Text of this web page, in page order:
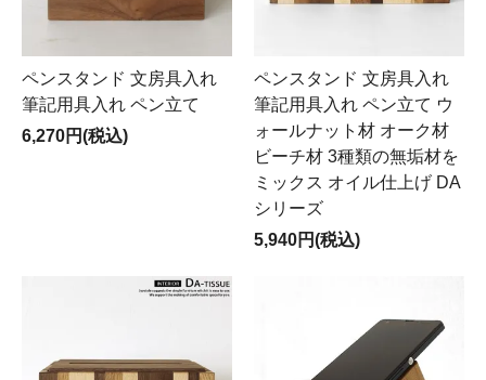
ペンスタンド 文房具入れ
筆記用具入れ ペン立て
6,270円(税込)
ペンスタンド 文房具入れ
筆記用具入れ ペン立て ウ
ォールナット材 オーク材
ビーチ材 3種類の無垢材を
ミックス オイル仕上げ DA
シリーズ
5,940円(税込)